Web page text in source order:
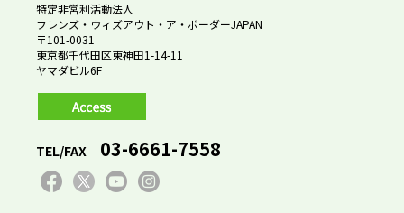
特定非営利活動法人
フレンズ・ウィズアウト・ア・ボーダーJAPAN
〒101-0031
東京都千代田区東神田1-14-11
ヤマダビル6F
TEL/FAX 03-6661-7558